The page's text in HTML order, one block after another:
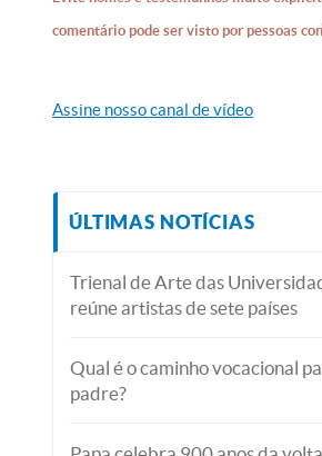
comentário pode ser visto por pessoas
Assine nosso canal de vídeo
ÚLTIMAS NOTÍCIAS
Trienal de Arte das
reúne artistas de sete países
Qual é o caminho vocacional
padre?